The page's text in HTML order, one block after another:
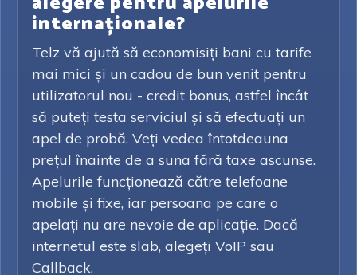
internaționale?
Telz vă ajută să economisiți bani cu tarife
mai mici și un cadou de bun venit pentru
utilizatorul nou - credit bonus, astfel încât
să puteți testa serviciul și să efectuați un
apel de probă. Veți vedea întotdeauna
prețul înainte de a suna fără taxe ascunse.
Apelurile funcționează către telefoane
mobile și fixe, iar persoana pe care o
apelați nu are nevoie de aplicație. Dacă
internetul este slab, alegeți VoIP sau
Callback.